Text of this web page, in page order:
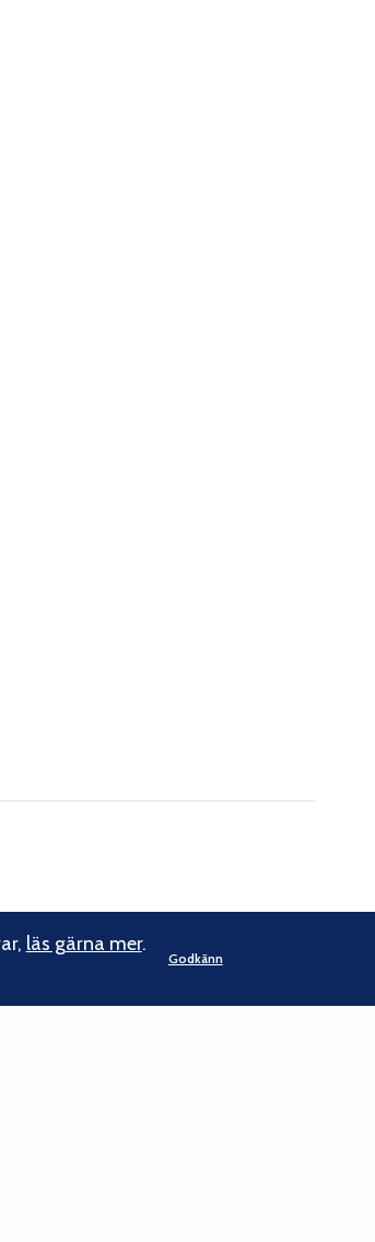
läs gärna mer.
Godkänn